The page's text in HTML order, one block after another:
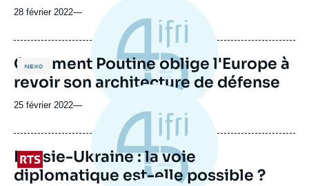
28 février 2022—
Logo
Comment Poutine oblige l'Europe à
revoir son architecture de défense
25 février 2022—
Logo
Russie-Ukraine : la voie
diplomatique est-elle possible ?